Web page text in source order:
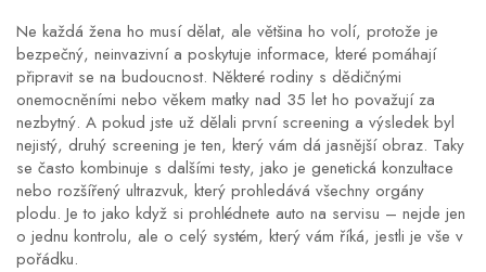
Ne každá žena ho musí dělat, ale většina ho volí, protože je
bezpečný, neinvazivní a poskytuje informace, které pomáhají
připravit se na budoucnost. Některé rodiny s dědičnými
onemocněními nebo věkem matky nad 35 let ho považují za
nezbytný. A pokud jste už dělali první screening a výsledek byl
nejistý, druhý screening je ten, který vám dá jasnější obraz. Taky
se často kombinuje s dalšími testy, jako je genetická konzultace
nebo rozšířený ultrazvuk, který prohledává všechny orgány
plodu. Je to jako když si prohlédnete auto na servisu – nejde jen
o jednu kontrolu, ale o celý systém, který vám říká, jestli je vše v
pořádku.